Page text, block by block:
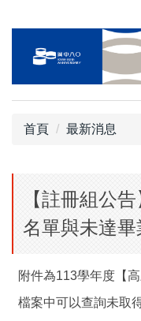
到
內
首頁 最新消息
【註冊組公
名單與未達
附件為113學年度【
檔案中可以查詢未取